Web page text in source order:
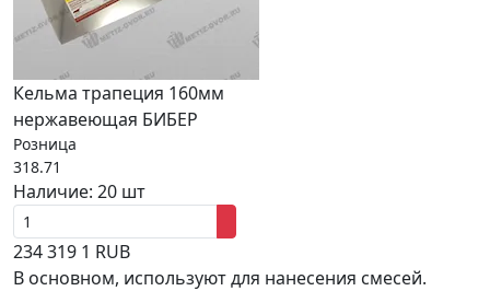
Кельма трапеция 160мм
нержавеющая БИБЕР
Розница
318.71
Наличие: 20 шт
234319 1 RUB
В основном, используют для нанесения смесей.